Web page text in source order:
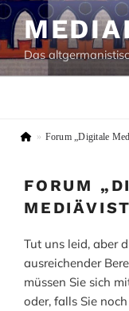
Zum
Inhalt
springen
Das
» Forum „Digitale
FORUM
Tut uns leid, aber
ausreichender
müssen Sie sich
oder, falls Sie